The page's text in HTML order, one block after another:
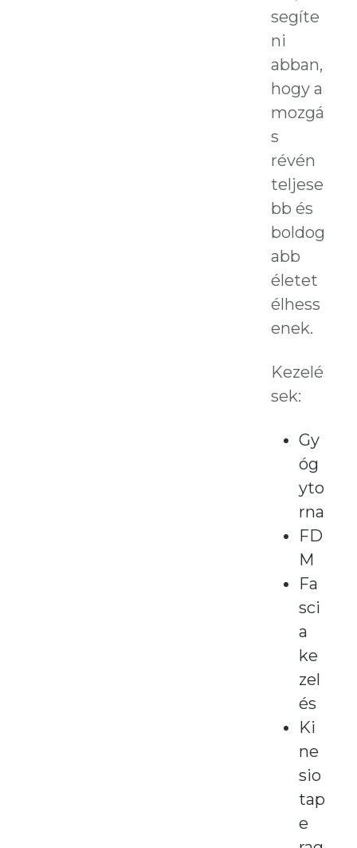
segíte
ni
abban,
hogy a
mozgá
s
révén
teljese
bb és
boldog
abb
életet
élhess
enek.
Kezelé
sek:
Gy
óg
yto
rna
FD
M
Fa
sci
a
ke
zel
és
Ki
ne
sio
tap
e